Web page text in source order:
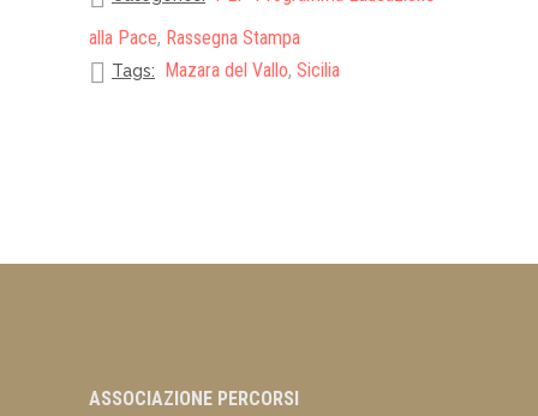
alla Pace, Rassegna Stampa
Tags: Mazara del Vallo, Sicilia
ASSOCIAZIONE PERCORSI